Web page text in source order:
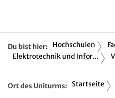
Du bist hier: Hochschulen
Elektrotechnik und Infor...
Ort des Uniturms: Startseite